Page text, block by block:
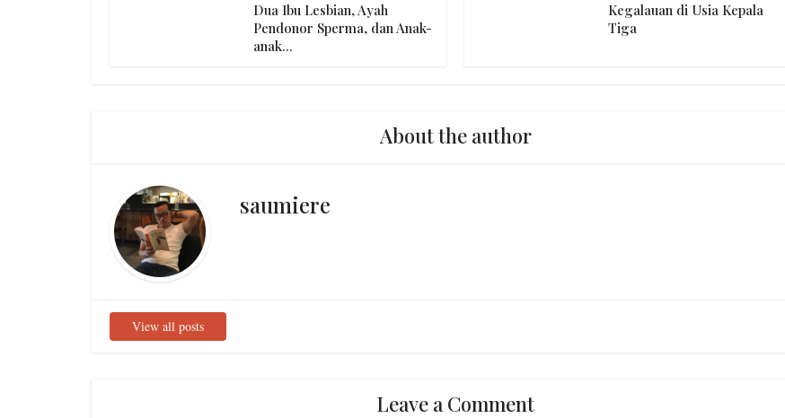
Dua Ibu Lesbian, Ayah
Pendonor Sperma, dan Anak-
anak...
Kegalauan di Usia Kepala
Tiga
About the author
saumiere
View all posts
Leave a Comment